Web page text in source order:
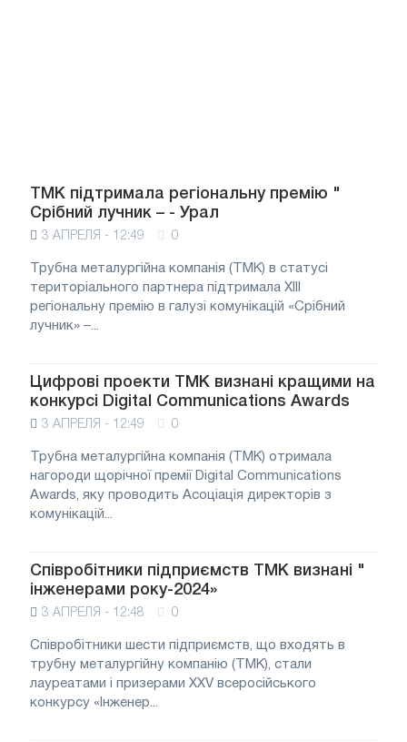
ТМК підтримала регіональну премію "
Срібний лучник – - Урал
3 АПРЕЛЯ - 12:49 0
Трубна металургійна компанія (ТМК) в статусі
територіального партнера підтримала XIII
регіональну премію в галузі комунікацій «Срібний
лучник» –...
Цифрові проекти ТМК визнані кращими на
конкурсі Digital Communications Awards
3 АПРЕЛЯ - 12:49 0
Трубна металургійна компанія (ТМК) отримала
нагороди щорічної премії Digital Communications
Awards, яку проводить Асоціація директорів з
комунікацій...
Співробітники підприємств ТМК визнані "
інженерами року-2024»
3 АПРЕЛЯ - 12:48 0
Співробітники шести підприємств, що входять в
трубну металургійну компанію (ТМК), стали
лауреатами і призерами XXV всеросійського
конкурсу «Інженер...